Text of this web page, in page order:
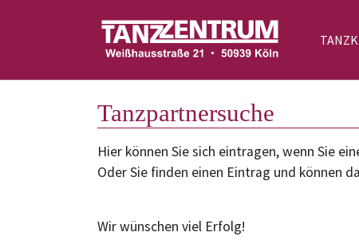
Tanzpartnersuche
Hier können Sie sich eintragen, wenn Sie
Oder Sie finden einen Eintrag und können
Wir wünschen viel Erfolg!